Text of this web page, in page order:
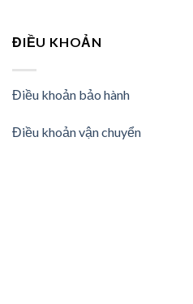
ĐIỀU KHOẢN
Điều khoản bảo hành
Điều khoản vận chuyển